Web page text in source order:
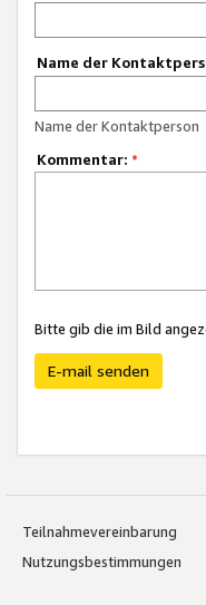
Name der
Name der Kontaktperson
Kommentar: *
Bitte gib die im Bild
E-mail senden
Teilnahmevereinbarung
Nutzungsbestimmungen